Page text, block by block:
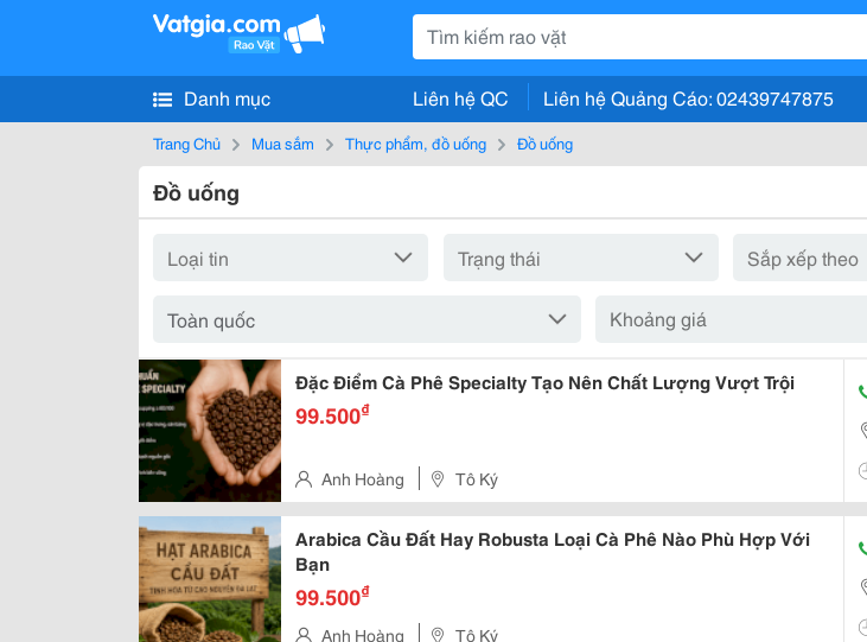
Danh mục Liên hệ QC Liên hệ Quảng Cáo: 02439747875
Trang Chủ Mua sắm Thực phẩm, đồ uống Đồ uống
Đồ uống
Khoảng giá
Đặc Điểm Cà Phê Specialty Tạo Nên Chất Lượng Vượt Trội
99.500₫
Anh Hoàng Tô Ký
Arabica Cầu Đất Hay Robusta Loại Cà Phê Nào Phù Hợp Với
Bạn
99.500₫
Anh Hoàng Tô Ký